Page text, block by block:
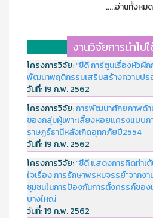
.....อ่านทั้งหม
งานวิจัยการนำไป
โครงการวิจัย:“ซีดี การ์ตูนเรื่องหัวผั
พัฒนาพฤติกรรมเสริมสร้างความปร
วันที่:19 ก.พ. 2562
โครงการวิจัย:การพัฒนาศักยภาพด้า
ของกลุ่มผู้เพาะเลี้ยงหอยแครงแบบ
ราษฏร์ธานีหลังเกิดอุทกภัยปี2554
วันที่:19 ก.พ. 2562
โครงการวิจัย:“ซีดี แสดงการคิดท่าเ
ใจเรื่อง การรักษาพรหมจรรย์”จากง
ชุมชนในการป้องกันการตั้งครรภ์ของ
บางใหญ่
วันที่:19 ก.พ. 2562